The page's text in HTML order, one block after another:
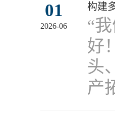
01
2026-06
构建
“
好
头
产